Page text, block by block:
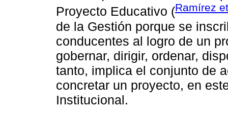
Proyecto Educativo (Ramírez
de la Gestión porque se
conducentes al logro de un
gobernar, dirigir, ordenar,
tanto, implica el conjunto de
concretar un proyecto, en
Institucional.